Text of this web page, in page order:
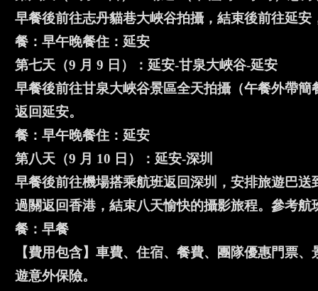
早餐後前往志丹貓巷大峽谷拍攝，結束後前往延
餐：早午晚餐住：延安
第七天（9 月 9 日）：延安-甘泉大峽谷-延安
早餐後前往甘泉大峽谷景區全天拍攝（午餐外帶
返回延安。
餐：早午晚餐住：延安
第八天（9 月 10 日）：延安-深圳
早餐後前往機場搭乘航班返回深圳，安排旅遊巴
過關返回香港，結束八天愉快的攝影旅程。參考航
餐：早餐
【費用包含】車費、住宿、餐費、團隊優惠門票
遊意外保險。